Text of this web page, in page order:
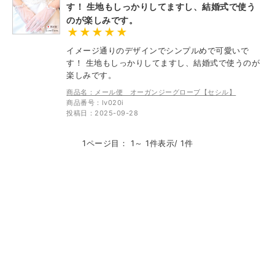
す！ 生地もしっかりしてますし、結婚式で使う
のが楽しみです。
イメージ通りのデザインでシンプルめで可愛いで
す！ 生地もしっかりしてますし、結婚式で使うのが
楽しみです。
商品名：メール便 オーガンジーグローブ【セシル】
商品番号：lv020i
投稿日：2025-09-28
1ページ目： 1～ 1件表示/ 1件